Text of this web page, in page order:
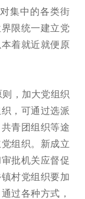
集中的各类街
限统一建立党
着就近就便原
，加大党组织
，可通过选派
青团组织等途
组织。新成立
批机关应督促
村党组织要加
过各种方式，